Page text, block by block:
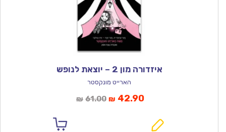
איזדורה מון 2 – יוצאת לנופש
הארייט מונקסטר
₪ 61.00המחיר
₪ 42.90המחיר
הוא: